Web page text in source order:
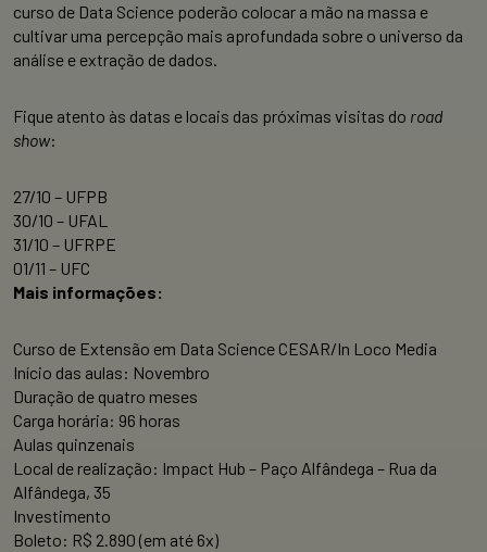
curso de Data Science poderão colocar a mão na massa e
cultivar uma percepção mais aprofundada sobre o universo da
análise e extração de dados.
Fique atento às datas e locais das próximas visitas do road
show:
27/10 – UFPB
30/10 – UFAL
31/10 – UFRPE
01/11 – UFC
Mais informações:
Curso de Extensão em Data Science CESAR/In Loco Media
Início das aulas: Novembro
Duração de quatro meses
Carga horária: 96 horas
Aulas quinzenais
Local de realização: Impact Hub – Paço Alfândega – Rua da
Alfândega, 35
Investimento
Boleto: R$ 2.890 (em até 6x)